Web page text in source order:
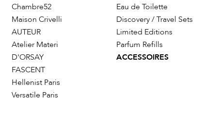
Chambre52
Maison Crivelli
AUTEUR
Atelier Materi
D'ORSAY
FASCENT
Hellenist Paris
Versatile Paris
Eau de Toilette
Discovery / Travel Sets
Limited Editions
Parfum Refills
ACCESSOIRES